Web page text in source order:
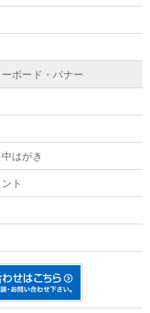
ボード・バナー
はがき
ト